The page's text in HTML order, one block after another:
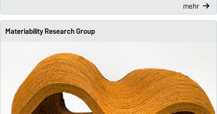
mehr
Materiability Research Group